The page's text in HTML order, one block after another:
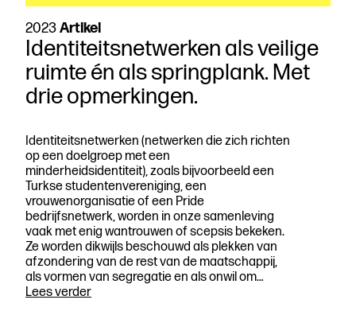
2023Artikel
Identiteitsnetwerken als veilige
ruimte én als springplank. Met
drie opmerkingen.
Identiteitsnetwerken (netwerken die zich richten
op een doelgroep met een
minderheidsidentiteit), zoals bijvoorbeeld een
Turkse studentenvereniging, een
vrouwenorganisatie of een Pride
bedrijfsnetwerk, worden in onze samenleving
vaak met enig wantrouwen of scepsis bekeken.
Ze worden dikwijls beschouwd als plekken van
afzondering van de rest van de maatschappij,
als vormen van segregatie en als onwil om…
Lees verderIdentiteitsnetwerken